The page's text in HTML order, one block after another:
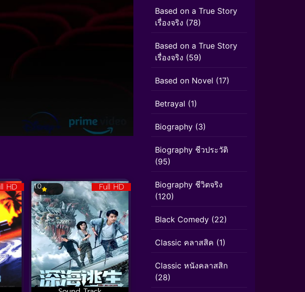
HD Full HD
1.0
Based on a True Story
เรื่องจริง (78)
Based on a True Story
เรื่องจริง (59)
Based on Novel (17)
Betrayal (1)
Biography (3)
Biography ชีวประวัติ
(95)
Biography ชีวิตจริง
(120)
Black Comedy (22)
Classic คลาสสิค (1)
Classic หนังคลาสสิก
(28)